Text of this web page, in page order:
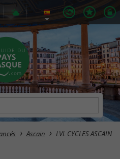
Ascain LVL CYCLES ASCAIN